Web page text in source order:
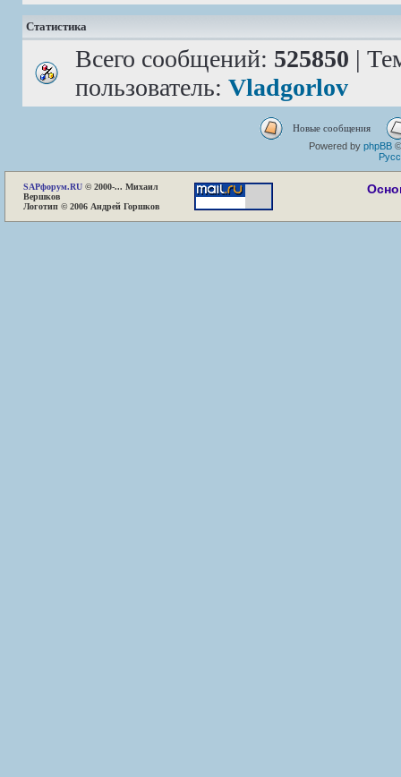
Статистика
Всего сообщений: 525850 |
пользователь: Vladgorlov
Новые сообщения
Powered by phpBB
SAPфорум.RU © 2000-... Михаил
Вершков
Логотип © 2006 Андрей Горшков